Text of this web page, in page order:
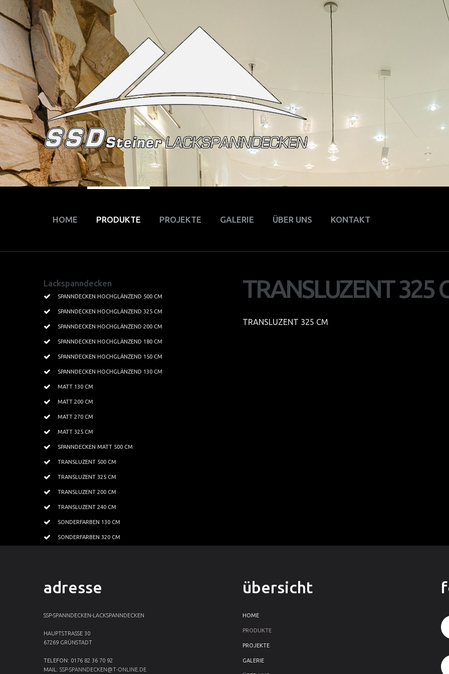
HOME PRODUKTE
Textilspanndecken
Leisten Profile
Kristallbeleuchtung
Tapeten
PROJEKTE
Wohnbereich
Küchen
Schwimmbäder
GALERIE ÜBER UNS
AGB
KONTAKT
Lackspanndecken
SPANNDECKEN HOCHGLÄNZEND 500 CM
SPANNDECKEN HOCHGLÄNZEND 325 CM
SPANNDECKEN HOCHGLÄNZEND 200 CM
SPANNDECKEN HOCHGLÄNZEND 180 CM
SPANNDECKEN HOCHGLÄNZEND 150 CM
SPANNDECKEN HOCHGLÄNZEND 130 CM
MATT 130 CM
MATT 200 CM
MATT 270 CM
MATT 325 CM
SPANNDECKEN MATT 500 CM
TRANSLUZENT 500 CM
TRANSLUZENT 325 CM
TRANSLUZENT 200 CM
TRANSLUZENT 240 CM
SONDERFARBEN 130 CM
SONDERFARBEN 320 CM
TRANSLUZENT 325
TRANSLUZENT 325 CM
adresse
SSP-SPANNDECKEN-LACKSPANNDECKEN
HAUPTSTRASSE 30
67269 GRÜNSTADT
TELEFON: 0176 82 36 70 92
MAIL: SSP-SPANNDECKEN@T-ONLINE.DE
übersicht
HOME
PRODUKTE
PROJEKTE
GALERIE